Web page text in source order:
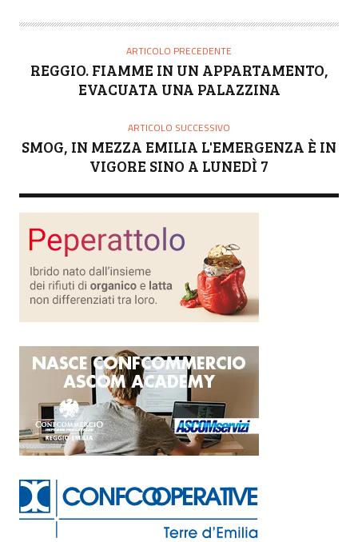
T
ARTICOLO PRECEDENTE
REGGIO. FIAMME IN UN APPARTAMENTO,
EVACUATA UNA PALAZZINA
ARTICOLO SUCCESSIVO
SMOG, IN MEZZA EMILIA L'EMERGENZA È IN
VIGORE SINO A LUNEDÌ 7